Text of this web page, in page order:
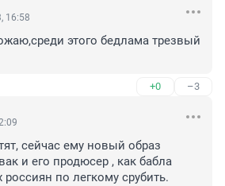
16:58
этого бедлама трезвый
+0 –3
сейчас ему новый образ
и его продюсер , как бабла
по легкому срубить.